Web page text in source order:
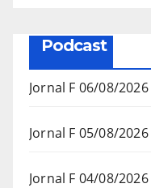
Podcast
Jornal F 06/08/2026
Jornal F 05/08/2026
Jornal F 04/08/2026